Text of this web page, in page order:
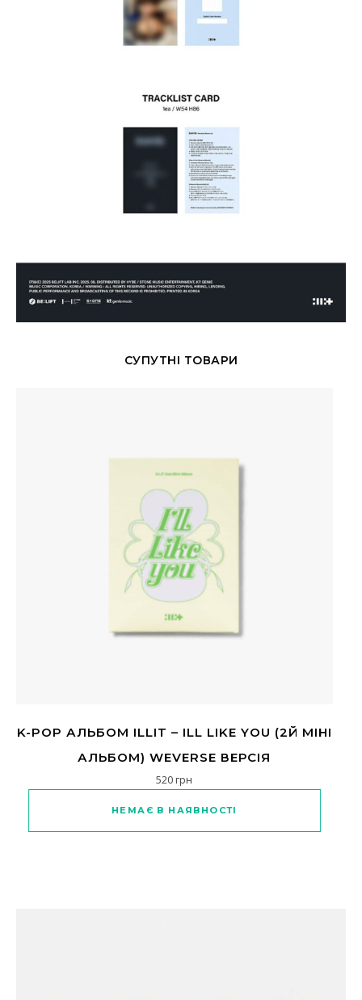
СУПУТНІ ТОВАРИ
K-POP АЛЬБОМ ILLIT – ILL LIKE YOU (2Й МІНІ
АЛЬБОМ) WEVERSE ВЕРСІЯ
520грн
НЕМАЄ В НАЯВНОСТІ